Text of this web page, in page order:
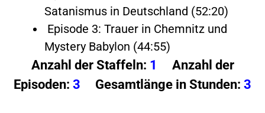
Satanismus in Deutschland (52:20)
Episode 3: Trauer in Chemnitz und
Mystery Babylon (44:55)
Anzahl der Staffeln: 1 Anzahl der
Episoden: 3 Gesamtlänge in Stunden: 3